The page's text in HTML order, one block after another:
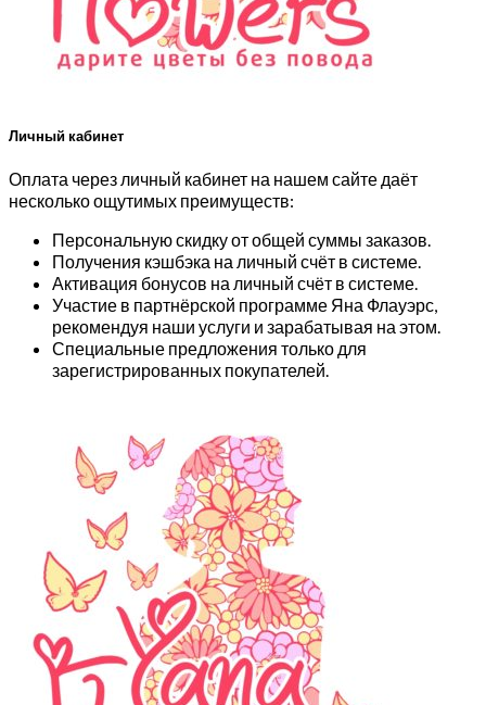
Личный кабинет
Оплата через личный кабинет на нашем сайте даёт
несколько ощутимых преимуществ:
Персональную скидку от общей суммы заказов.
Получения кэшбэка на личный счёт в системе.
Активация бонусов на личный счёт в системе.
Участие в партнёрской программе Яна Флауэрс,
рекомендуя наши услуги и зарабатывая на этом.
Специальные предложения только для
зарегистрированных покупателей.